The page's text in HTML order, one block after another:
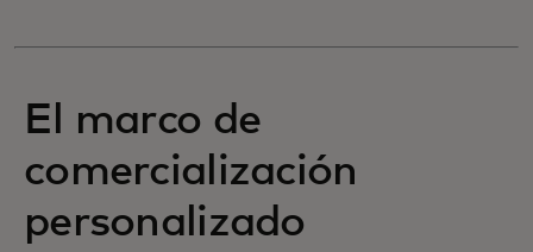
El marco de
comercialización
personalizado